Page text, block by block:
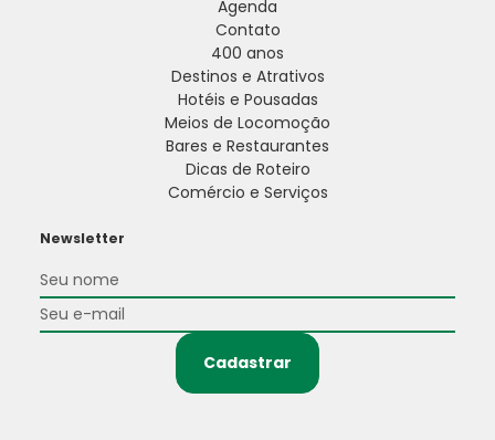
Agenda
Contato
400 anos
Destinos e Atrativos
Hotéis e Pousadas
Meios de Locomoção
Bares e Restaurantes
Dicas de Roteiro
Comércio e Serviços
Newsletter
Cadastrar